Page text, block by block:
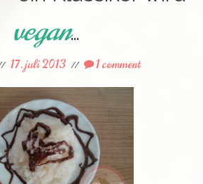
vegan…
17. juli 2013 // 1 comment